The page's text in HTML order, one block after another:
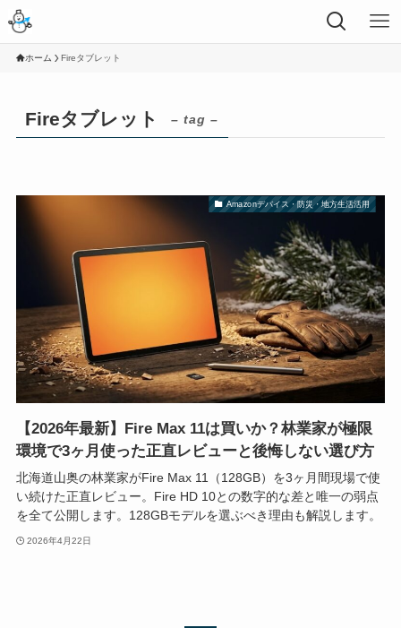
ホーム Fireタブレット
Fireタブレット – tag –
Amazonデバイス・防災・地方生活活用
【2026年最新】Fire Max 11は買いか？林業家が極限
環境で3ヶ月使った正直レビューと後悔しない選び方
北海道山奥の林業家がFire Max 11（128GB）を3ヶ月間現場で使
い続けた正直レビュー。Fire HD 10との数字的な差と唯一の弱点
を全て公開します。128GBモデルを選ぶべき理由も解説します。
2026年4月22日